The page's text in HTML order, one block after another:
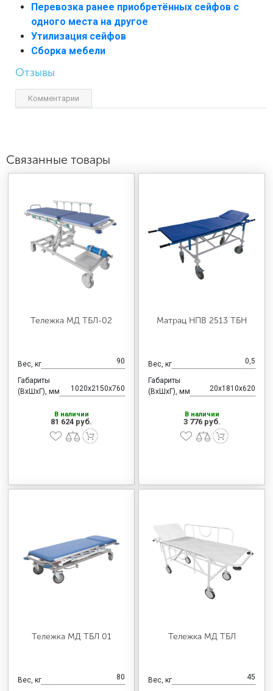
Перевозка ранее приобретённых сейфов с
одного места на другое
Утилизация сейфов
Сборка мебели
Отзывы
Комментарии
Связанные товары
Тележка МД ТБЛ-02
Вес, кг 90
Габариты
(ВхШхГ), мм
1020x2150x760
В наличии
81 624 руб.
Матрац НПВ 2513 ТБН
Вес, кг 0,5
Габариты
(ВхШхГ), мм
20x1810x620
В наличии
3 776 руб.
Тележка МД ТБЛ 01
Вес, кг 80
Тележка МД ТБЛ
Вес, кг 45